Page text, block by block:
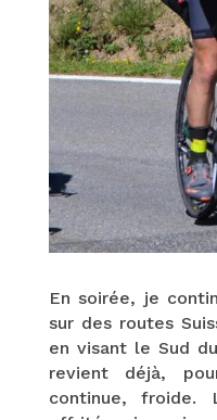
En soirée, je
sur des routes
en visant le Sud
revient déjà,
continue, froide.